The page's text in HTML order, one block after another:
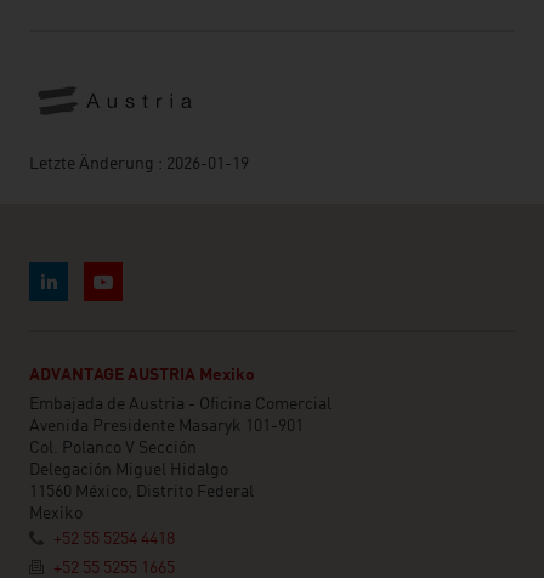
Letzte Änderung : 2026-01-19
ADVANTAGE AUSTRIA Mexiko
Embajada de Austria - Oficina Comercial
Avenida Presidente Masaryk 101-901
Col. Polanco V Sección
Delegación Miguel Hidalgo
11560 México, Distrito Federal
Mexiko
+52 55 5254 4418
+52 55 5255 1665